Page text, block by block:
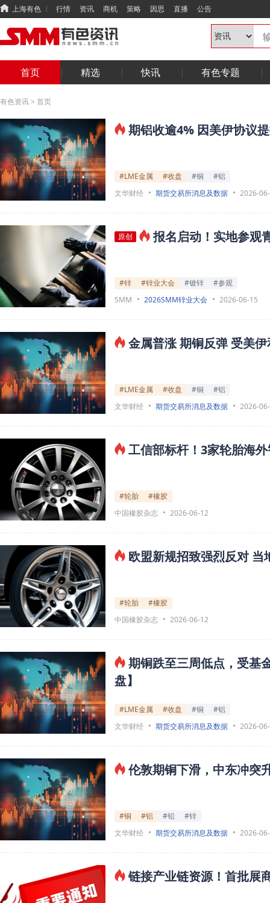
上海有色 行情 资讯 商机 策略 因思 直播 公告
首页 精选 快讯 有色专题
有色资讯> 首页
期铝收逾4% 因美伊协议
#LME金属 #收盘 #铜
#铝
文华财经
期货交易所消息及数据 2026-
原创 报名启动！实地参观
#锌 #锌业大会 #镀锌
#参观
SMM
2026SMM锌业大会 2026-06-15
金属普涨 期铜反弹 受美
#LME金属 #收盘 #铜
#铝
文华财经
期货交易所消息及数据 2026-
工信部标杆！3家轮胎海
#轮胎
#橡胶
中国橡胶杂志
2026-06-12
欧盟新规招致强烈反对 当
#轮胎
#橡胶
中国橡胶杂志
2026-06-12
期铜跌至三周低点，受基
盘】
#LME金属 #收盘 #铜
#铝
文华财经
期货交易所消息及数据 2026-
伦敦期铜下滑，中东冲突
#铜 #铝 #铅
#锌
文华财经
期货交易所消息及数据 2026-
链接产业链资源！首批展